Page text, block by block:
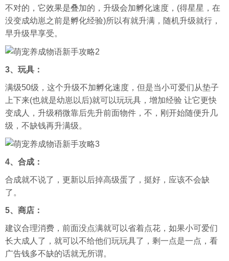
不对的，它效果是叠加的，升级会加孵化速度，(得星星，在
没变成幼崽之前是孵化经验)所以有就升满，随机升级就行，
早升级早享受。
3、玩具：
满级50级，这个升级不加孵化速度，但是当小可爱们从垫子
上下来(也就是幼崽以后)就可以玩玩具，增加经验 让它更快
变成人，升级稍微靠后先升前面物件，不，刚开始随便升几
级，不缺钱再升满级。
4、合成：
合成就不说了，更新以后掉高级蛋了，挺好，应该不会缺
了。
5、商店：
建议合理消费，前面没点满就可以省着点花，如果小可爱们
长大成人了，就可以不给他们玩玩具了，剩一点是一点，看
广告钱多不缺的话就无所谓。